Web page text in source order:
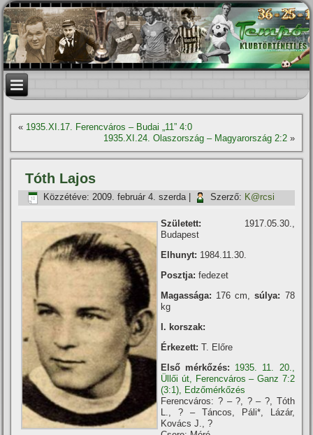
« 1935.XI.17. Ferencváros – Budai „11” 4:0
1935.XI.24. Olaszország – Magyarország 2:2»
Tóth Lajos
Közzétéve: 2009. február 4. szerda| Szerző: K@rcsi
Született: 1917.05.30.,
Budapest
Elhunyt: 1984.11.30.
Posztja: fedezet
Magassága: 176 cm,súlya: 78
kg
I. korszak:
Érkezett: T. Előre
Első mérkőzés: 1935. 11. 20.,
Üllői út, Ferencváros – Ganz 7:2
(3:1), Edzőmérkőzés
Ferencváros: ? – ?, ? – ?, Tóth
L., ? – Táncos, Páli*, Lázár,
Kovács J., ?